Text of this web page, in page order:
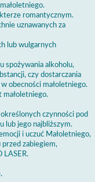
romantycznym.
uznawanych za
lub wulgarnych
spożywania alkoholu,
czy dostarczania
obecności małoletniego.
małoletniego.
czynności pod
lub jego najbliższym.
i uczuć Małoletniego,
zabiegiem,
LASER.